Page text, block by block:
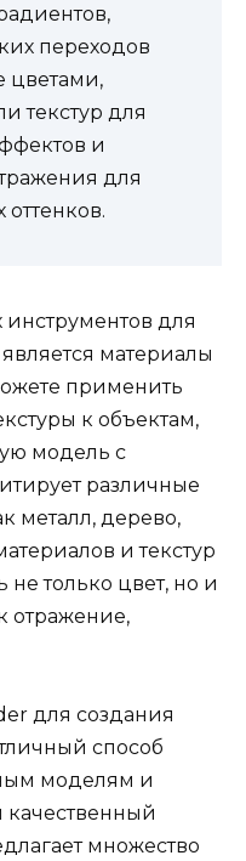
переходов
цветами,
текстур для
и
для
для
материалы
применить
к объектам,
модель с
различные
металл, дерево,
и текстур
только цвет, но и
отражение,
для создания
способ
моделям и
множество